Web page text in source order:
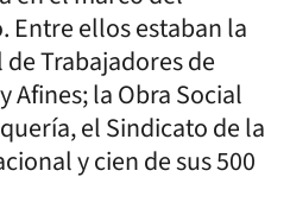
Entre ellos estaban la
Trabajadores de
Afines; la Obra Social
el Sindicato de la
y cien de sus 500